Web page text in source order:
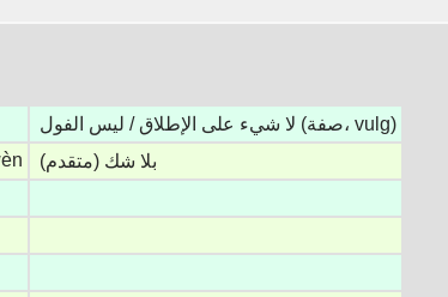
لا شيء على الإطلاق / ليس الفول (صفة، vulg)
بلا شك (متقدم)